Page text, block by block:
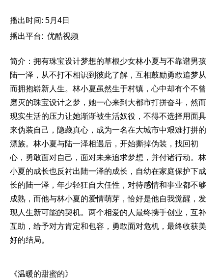
播出时间: 5月4日
播出平台: 优酷视频
简介：拥有珠宝设计梦想的草根少女林小夏与不靠谱男孩
陆一泽，从不打不相识到彼此了解，互相鼓励勇敢追梦从
而拥抱崭新人生。林小夏虽然生于村镇，心中却有个不曾
磨灭的珠宝设计之梦，她一心来到大都市打拼奋斗，然而
现实生活的压力让她渐渐被生活奴役，不得不选择用面具
来伪装自己，隐藏真心，成为一名在大城市中艰难打拼的
漂族。林小夏与陆一泽相遇后，开始撕掉伪装，找回初
心，勇敢面对自己，面对未来追求梦想，并付诸行动。林
小夏的成长也反衬出陆一泽的成长，自幼在家庭保护下成
长的陆一泽，年少轻狂自大任性，对待感情和事业都不够
成熟，而他与林小夏的爱情萌芽，恰好是他自我觉醒，发
现人生新可能的契机。两个相爱的人最终携手创业，互补
互助，给予对方肯定和包容，勇敢面对危机，最终收获美
好的结局。
《温暖的甜蜜的》